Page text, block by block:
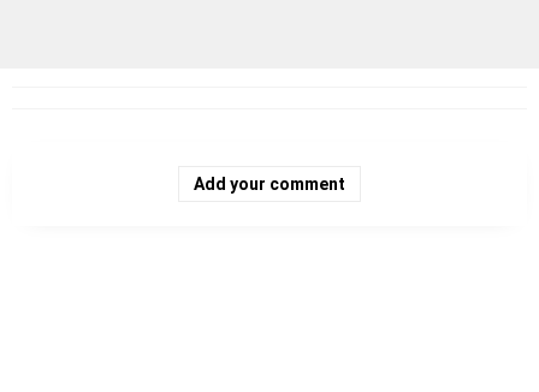
Add your comment